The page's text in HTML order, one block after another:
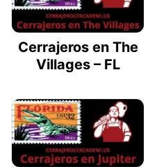
Cerrajeros en The
Villages – FL